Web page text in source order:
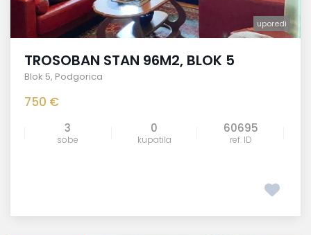
uporedi
TROSOBAN STAN 96M2, BLOK 5
Blok 5, Podgorica
750 €
3
sobe
0
kupatila
60695
ref. ID